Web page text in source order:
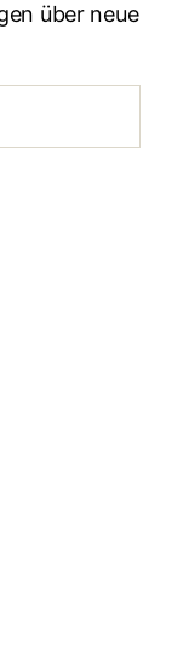
über neue